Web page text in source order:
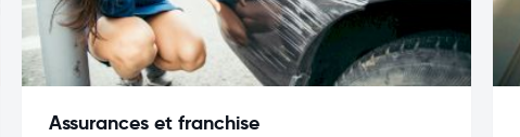
Assurances et franchise